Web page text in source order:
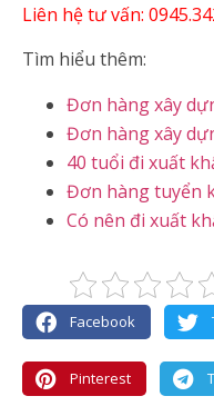
Liên hệ tư vấn:
Tìm hiểu thêm:
Đơn hàng xây
Đơn hàng xây
40 tuổi đi xuất
Đơn hàng tuyển
Có nên đi xuất
Facebook
Pinterest